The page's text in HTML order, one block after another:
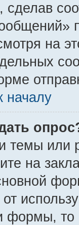
на
началу
темы или
на
формы, то